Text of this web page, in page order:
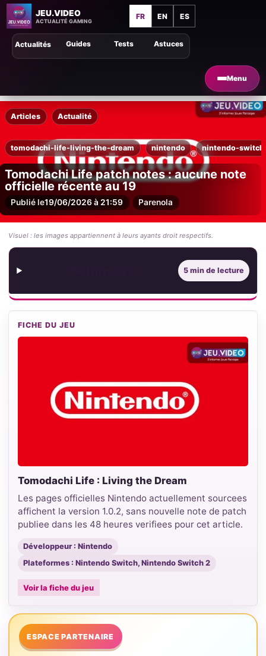
JEU.VIDEO
ACTUALITÉ GAMING
FR EN ES
Menu
Astuces
Guides Tests
Actualités
Articles Actualité
tomodachi-life-living-the-dream nintendo nintendo-switch
Tomodachi Life patch notes : aucune note
officielle récente au 19
Publié le19/06/2026 à 21:59 Parenola
Visuel : les images appartiennent à leurs ayants droit respectifs.
5 min de lecture
FICHE DU JEU
Tomodachi Life : Living the Dream
Les pages officielles Nintendo actuellement sourcees
affichent la version 1.0.2, sans nouvelle note de patch
publiee dans les 48 heures verifiees pour cet article.
Développeur : Nintendo
Plateformes : Nintendo Switch, Nintendo Switch 2
Voir la fiche du jeu
ESPACE PARTENAIRE